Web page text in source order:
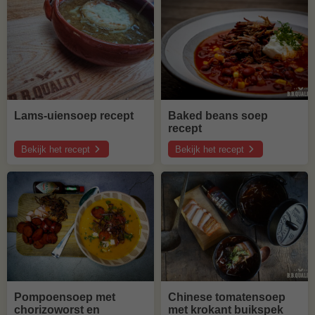
Langoustines
en
diamanthaas
Lams-uiensoep recept
Bekijk het recept
over
Lams-
uiensoep
Baked beans soep
recept
Bekijk het recept
over
Baked
beans
soep
recept
Pompoensoep met
chorizoworst en
Chinese tomatensoep
met krokant buikspek